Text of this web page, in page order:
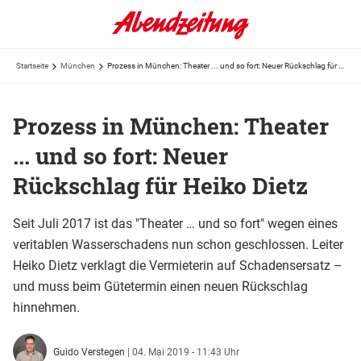
Startseite München
Prozess in München: Theater
... und so fort: Neuer
Rückschlag für Heiko Dietz
Seit Juli 2017 ist das "Theater … und so fort" wegen eines
veritablen Wasserschadens nun schon geschlossen. Leiter
Heiko Dietz verklagt die Vermieterin auf Schadensersatz –
und muss beim Gütetermin einen neuen Rückschlag
hinnehmen.
Guido Verstegen | 04. Mai 2019 - 11:43 Uhr